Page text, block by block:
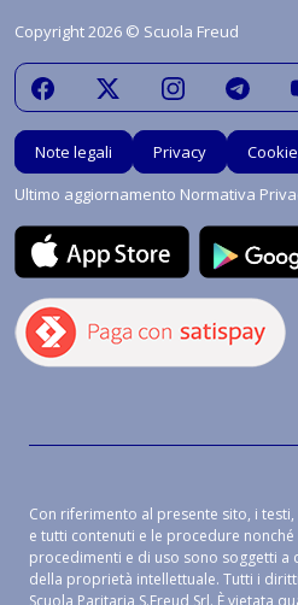
Copyright 2026 © Scuola Freud
Note legali Privacy
Cookie
Ultimo aggiornamento Normativa
Con riferimento al presente sito, i
e tutti contenuti e le procedure
procedimenti e di uso sono soggetti a
della proprietà intellettuale. Tutti i
Scuola Paritaria S.Freud Srl. È vietata